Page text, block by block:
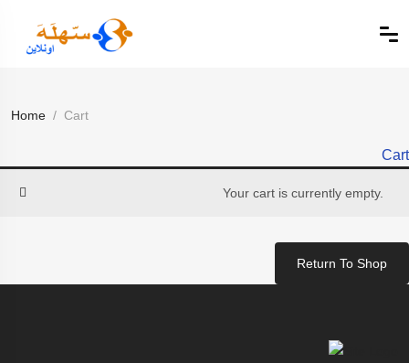
Home Cart
Cart
Your cart is currently empty.
Return To Shop